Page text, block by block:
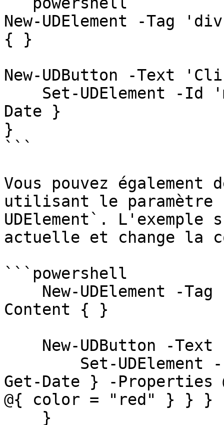
New-UDElement -Tag
{ }
New-UDButton -Text
Date }
}
```
Vous pouvez
utilisant le paramètre
UDElement`.
actuelle et change la
```powershell
Content { }
Get-Date } -
@{ color = "red" } } }